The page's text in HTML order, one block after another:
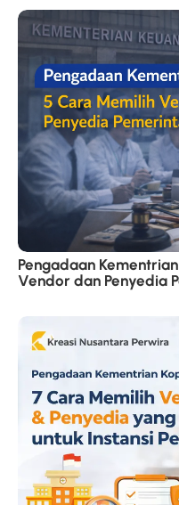
Pengadaan
Vendor dan Penyedia